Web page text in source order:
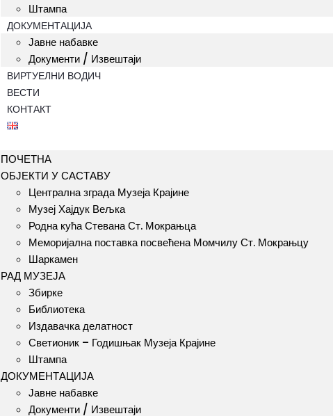
Штампа
ДОКУМЕНТАЦИЈА
Јавне набавке
Документи / Извештаји
ВИРТУЕЛНИ ВОДИЧ
ВЕСТИ
КОНТАКТ
ПОЧЕТНА
ОБЈЕКТИ У САСТАВУ
Централна зграда Музеја Крајине
Музеј Хајдук Вељка
Родна кућа Стевана Ст. Мокрањца
Меморијална поставка посвећена Момчилу Ст. Мокрањцу
Шаркамен
РАД МУЗЕЈА
Збирке
Библиотека
Издавачка делатност
Светионик – Годишњак Музеја Крајине
Штампа
ДОКУМЕНТАЦИЈА
Јавне набавке
Документи / Извештаји